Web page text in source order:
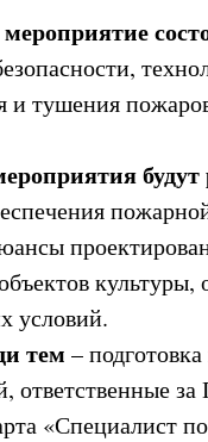
и тушения
условий.
тем –
ответственные за
«Специалист